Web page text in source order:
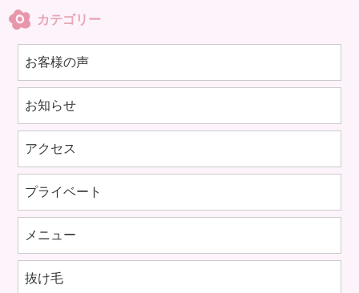
カテゴリー
お客様の声
お知らせ
アクセス
プライベート
メニュー
抜け毛